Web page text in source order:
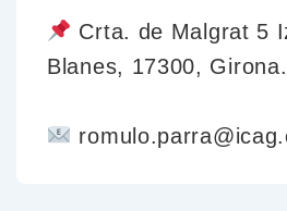
Crta. de Malgrat 5
Blanes, 17300, Girona.